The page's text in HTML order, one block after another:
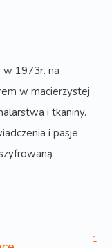
1973r. na
w macierzystej
i tkaniny.
i pasje
1